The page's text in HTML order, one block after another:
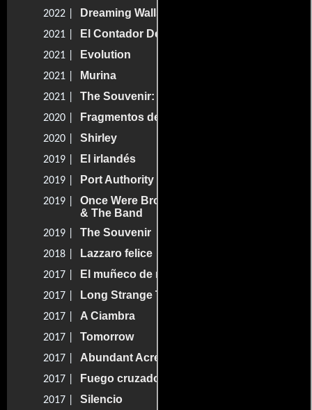
2022 | Dreaming Walls
2021 | El Contador De Cartas
2021 | Evolution
2021 | Murina
2021 | The Souvenir: Part II
2020 | Fragmentos de una mujer
2020 | Shirley
2019 | El irlandés
2019 | Port Authority
2019 |
Once Were Brothers: Robbie Robertson
& The Band
2019 | The Souvenir
2018 | Lazzaro felice
2017 | El muñeco de nieve
2017 | Long Strange Trip
2017 | A Ciambra
2017 | Tomorrow
2017 | Abundant Acreage Available
2017 | Fuego cruzado
2017 | Silencio